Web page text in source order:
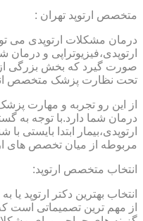
متخصص ارتوپد تهران :
درمان مشکلات ارتوپدی می
ارتوپدی،فیزیوتراپی و
صورت گیرد که بخش بزرگی از
تحت نظارت پزشک متخصص
از این رو تجربه و مهارت پزشک
درمان شما دارد.با توجه به
ارتوپدی،بیمار ابتدا
مربوطه از میان تخصص های
انتخاب متخصص ارتوپد:
انتخاب بهترین دکتر ارتوپد
از مهم ترین تصمیماتی است